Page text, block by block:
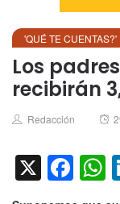
'QUÉ TE CUENTAS?'
Los
recibirán
Author
Redacción
X